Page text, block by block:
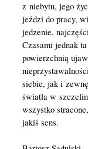
z niebytu, jego
jeździ do pracy,
jedzenie,
Czasami jednak
powierzchnią
siebie, jak i
światła w
wszystko
jakiś sens.